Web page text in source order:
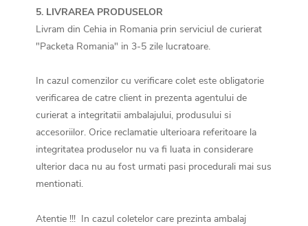
5. LIVRAREA PRODUSELOR
Livram din Cehia in Romania prin serviciul de curierat
"Packeta Romania" in 3-5 zile lucratoare.
In cazul comenzilor cu verificare colet este obligatorie
verificarea de catre client in prezenta agentului de
curierat a integritatii ambalajului, produsului si
accesoriilor. Orice reclamatie ulterioara referitoare la
integritatea produselor nu va fi luata in considerare
ulterior daca nu au fost urmati pasi procedurali mai sus
mentionati.
Atentie !!! In cazul coletelor care prezinta ambalaj